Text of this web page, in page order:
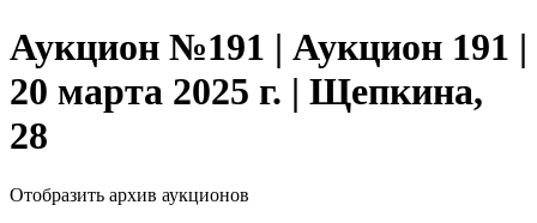
Аукцион №191 | Аукцион 191 |
20 марта 2025 г. | Щепкина,
28
Отобразить архив аукционов